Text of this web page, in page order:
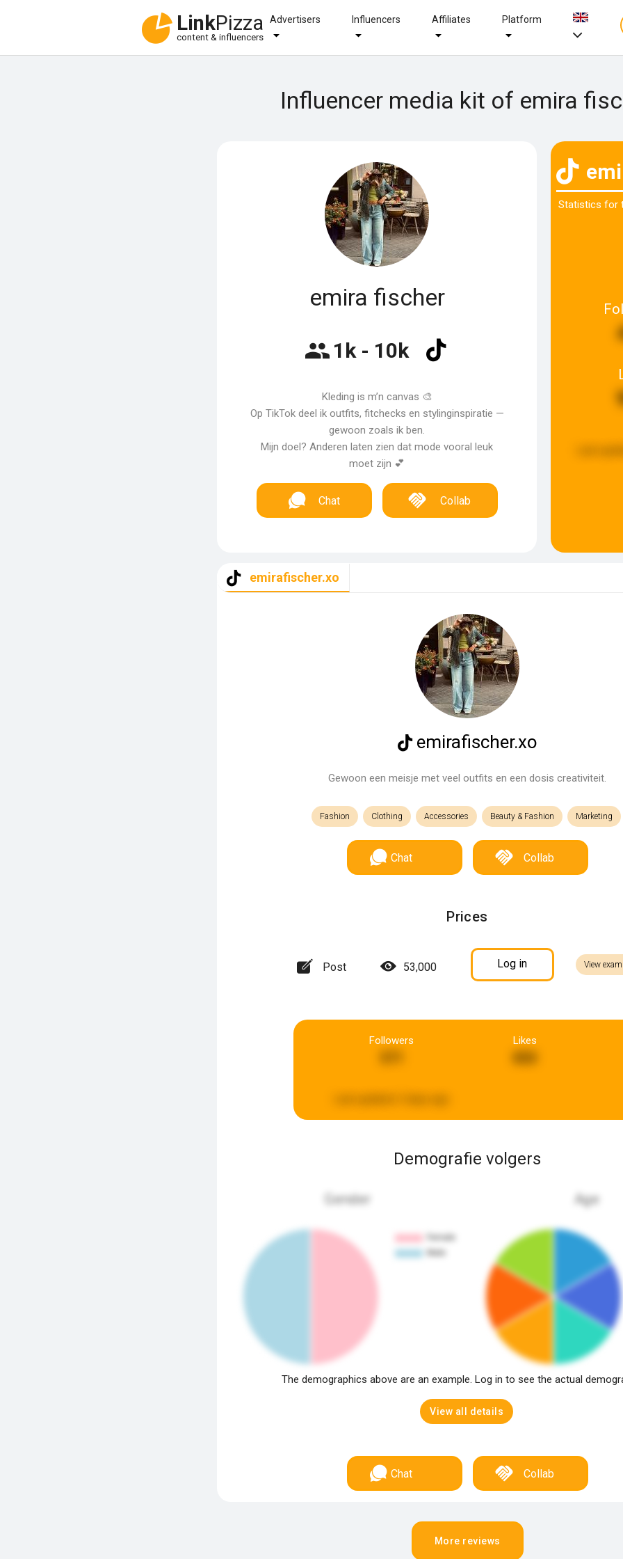
LinkPizza
content & influencers
Advertisers Influencers Affiliates Platform
Influencer media kit of emira
emira fischer
1k - 10k
Kleding is m’n canvas 🎨
Op TikTok deel ik outfits, fitchecks en stylinginspiratie —
gewoon zoals ik ben.
Mijn doel? Anderen laten zien dat mode vooral leuk
moet zijn 💕
Chat Collab
Statistics for
emirafischer.xo
emirafischer.xo
Gewoon een meisje met veel outfits en een dosis creativiteit.
Fashion Clothing Accessories Beauty & Fashion Marketing
Chat Collab
Prices
Post 53,000 Log in View
Followers Likes
Demografie volgers
Gender Age
The demographics above are an example. Log in to see the actual
View all details
Chat Collab
More reviews